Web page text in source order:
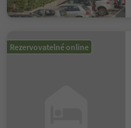
Rezervovatelné online